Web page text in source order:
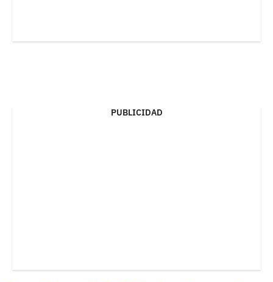
PUBLICIDAD